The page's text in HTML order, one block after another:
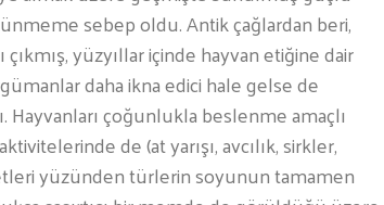
sebep oldu. Antik çağlardan beri,
yüzyıllar içinde hayvan etiğine dair
daha ikna edici hale gelse de
Hayvanları çoğunlukla beslenme amaçlı
de (at yarışı, avcılık, sirkler,
yüzünden türlerin soyunun tamamen